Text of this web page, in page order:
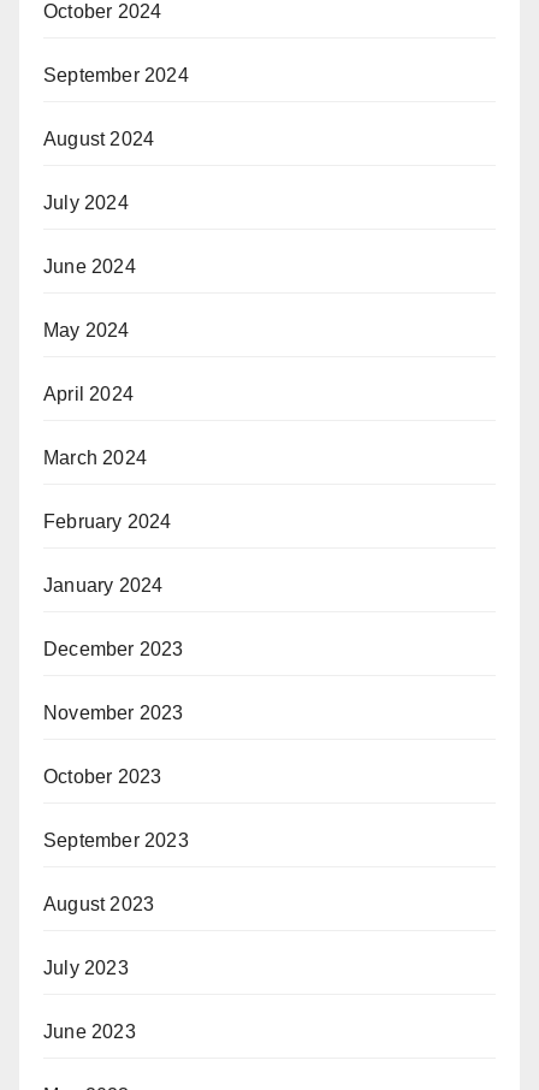
October 2024
September 2024
August 2024
July 2024
June 2024
May 2024
April 2024
March 2024
February 2024
January 2024
December 2023
November 2023
October 2023
September 2023
August 2023
July 2023
June 2023